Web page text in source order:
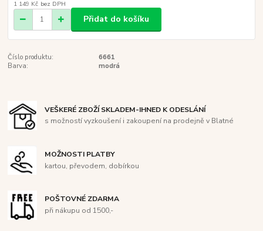
1 149 Kč bez DPH
Přidat do košíku
Číslo produktu:
6661
Barva:
modrá
VEŠKERÉ ZBOŽÍ SKLADEM-IHNED K ODESLÁNÍ
s možností vyzkoušení i zakoupení na prodejně v Blatné
MOŽNOSTI PLATBY
kartou, převodem, dobírkou
POŠTOVNÉ ZDARMA
při nákupu od 1500,-